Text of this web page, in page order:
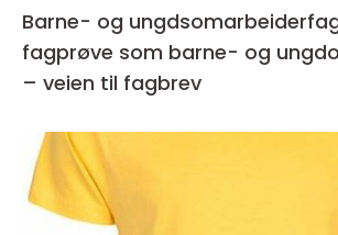
Barne- og
fagprøve som barne- og
– veien til fagbrev